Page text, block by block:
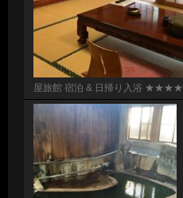
屋旅館 宿泊 & 日帰り入浴 ★★★★